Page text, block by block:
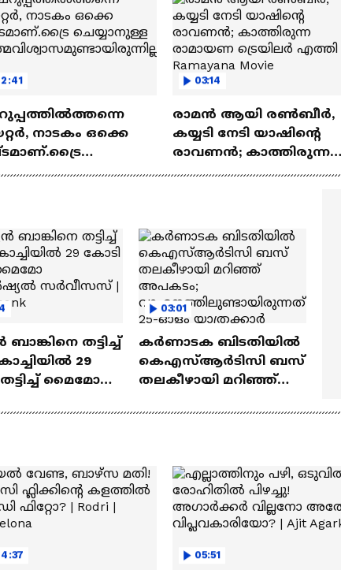
നാടകം ഒക്കെ
03:14
രാമന്‍ ആയി രൺബീർ,
കയ്യടി നേടി യാഷിന്റെ
രാവണൻ; കാത്തിരുന്ന
രാമായണ ട്രെയിലർ
തട്ടിച്ച്
29
മൈമോ
| Indian bank
03:01
കർണാടക ബിടതിയിൽ
കെഎസ്ആർടിസി ബസ്
തലകീഴായി മറിഞ്ഞ്
വാഹനത്തിലുണ്ടായിരു
05:51